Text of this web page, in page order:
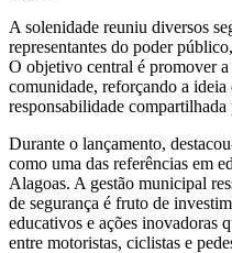
A solenidade reuniu diversos
representantes do poder
O objetivo central é promover a
comunidade, reforçando a ideia
responsabilidade compartilhada
Durante o lançamento,
como uma das referências em
Alagoas. A gestão municipal
de segurança é fruto de
educativos e ações inovadoras
entre motoristas, ciclistas e